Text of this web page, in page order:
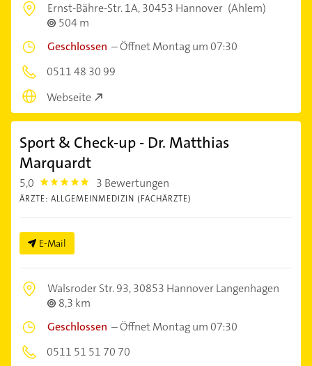
Ernst-Bähre-Str. 1A,30453 Hannover (Ahlem)
504 m
Geschlossen –Öffnet Montag um 07:30
0511 48 30 99
Webseite
Sport & Check-up - Dr. Matthias
Marquardt
5,0 5.0 3 Bewertungen
ÄRZTE: ALLGEMEINMEDIZIN (FACHÄRZTE)
E-Mail
Walsroder Str. 93,30853 Hannover Langenhagen
8,3 km
Geschlossen –Öffnet Montag um 07:30
0511 51 51 70 70